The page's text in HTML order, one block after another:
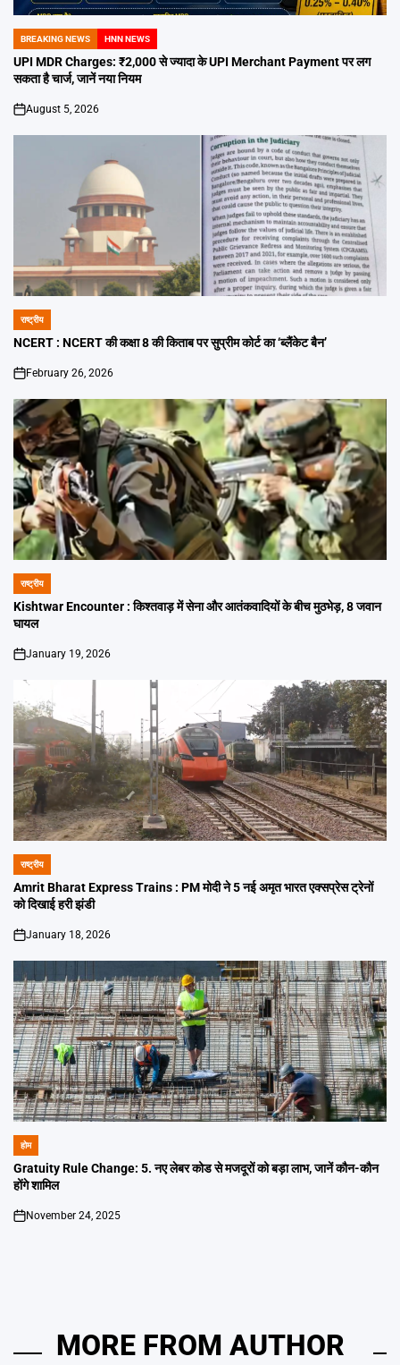
POSTED
IN
BREAKING NEWS HNN NEWS
UPI MDR Charges: ₹2,000 से ज्यादा के UPI Merchant Payment पर लग
सकता है चार्ज, जानें नया नियम
on
August 5, 2026
POSTED
IN
राष्ट्रीय
NCERT : NCERT की कक्षा 8 की किताब पर सुप्रीम कोर्ट का ‘ब्लैंकेट बैन’
on
February 26, 2026
POSTED
IN
राष्ट्रीय
Kishtwar Encounter : किश्तवाड़ में सेना और आतंकवादियों के बीच मुठभेड़, 8 जवान
घायल
on
January 19, 2026
POSTED
IN
राष्ट्रीय
Amrit Bharat Express Trains : PM मोदी ने 5 नई अमृत भारत एक्सप्रेस ट्रेनों
को दिखाई हरी झंडी
on
January 18, 2026
POSTED
IN
होम
Gratuity Rule Change: 5. नए लेबर कोड से मजदूरों को बड़ा लाभ, जानें कौन-कौन
होंगे शामिल
on
November 24, 2025
MORE FROM AUTHOR